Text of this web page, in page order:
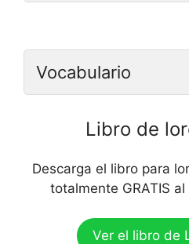
Vocabulario
Libro de
Descarga el libro para
totalmente GRATIS
Ver el libro de